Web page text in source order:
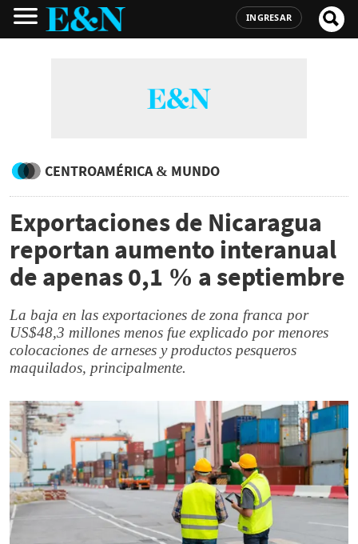
INGRESAR
CENTROAMÉRICA & MUNDO
Exportaciones de Nicaragua
reportan aumento interanual
de apenas 0,1 % a septiembre
La baja en las exportaciones de zona franca por
US$48,3 millones menos fue explicado por menores
colocaciones de arneses y productos pesqueros
maquilados, principalmente.